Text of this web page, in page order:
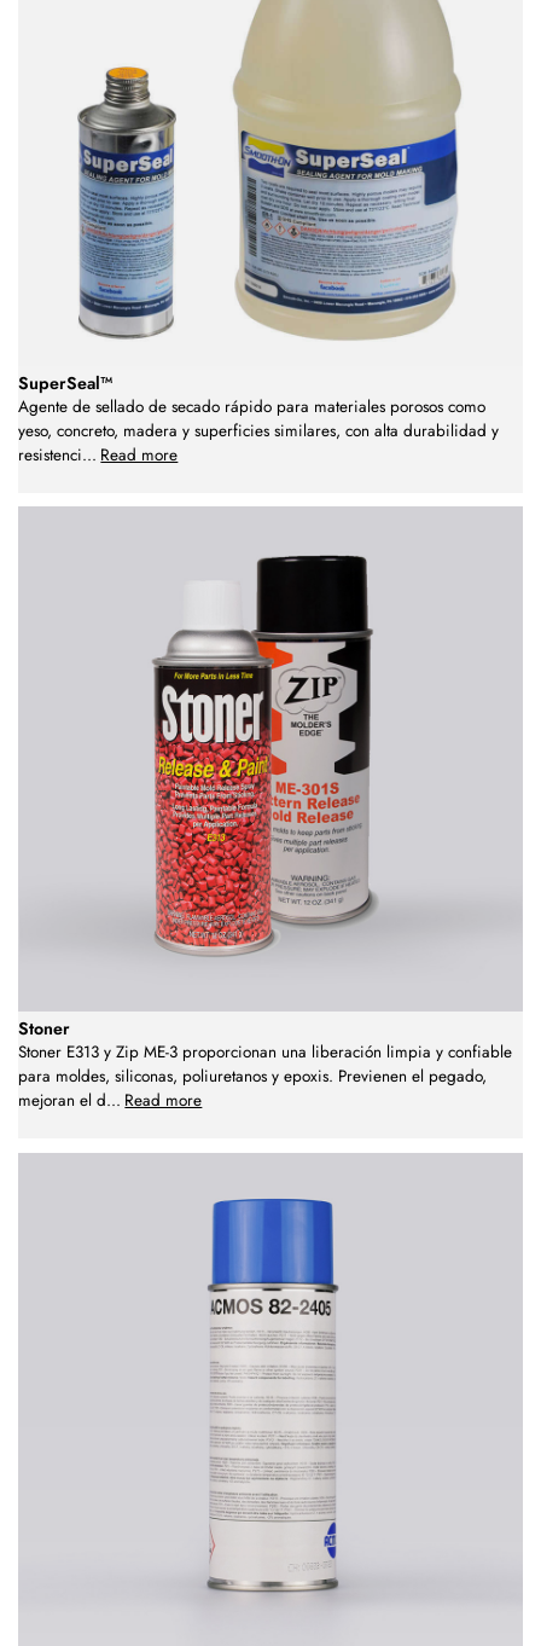
SuperSeal™
Agente de sellado de secado rápido para materiales porosos como
yeso, concreto, madera y superficies similares, con alta durabilidad y
resistenci... Read more
Stoner
Stoner E313 y Zip ME-3 proporcionan una liberación limpia y confiable
para moldes, siliconas, poliuretanos y epoxis. Previenen el pegado,
mejoran el d... Read more